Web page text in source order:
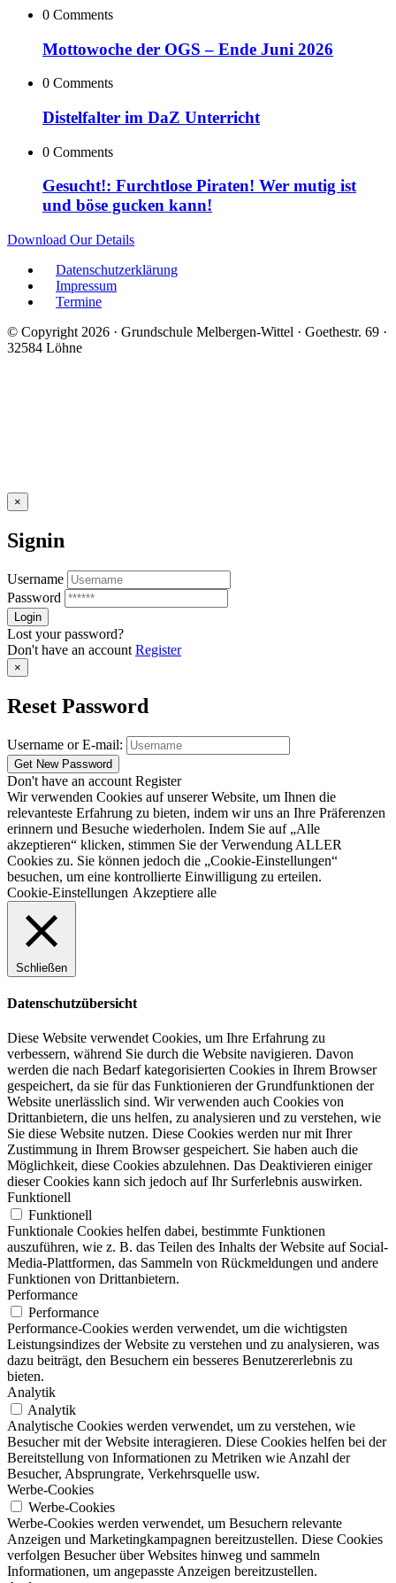
0 Comments
Mottowoche der OGS – Ende Juni 2026
0 Comments
Distelfalter im DaZ Unterricht
0 Comments
Gesucht!: Furchtlose Piraten! Wer mutig ist
und böse gucken kann!
Download Our Details
Datenschutzerklärung
Impressum
Termine
© Copyright 2026 · Grundschule Melbergen-Wittel · Goethestr. 69 ·
32584 Löhne
×
Signin
Username
Password
Lost your password?
Don't have an account Register
×
Reset Password
Username or E-mail:
Don't have an account Register
Wir verwenden Cookies auf unserer Website, um Ihnen die
relevanteste Erfahrung zu bieten, indem wir uns an Ihre Präferenzen
erinnern und Besuche wiederholen. Indem Sie auf „Alle
akzeptieren“ klicken, stimmen Sie der Verwendung ALLER
Cookies zu. Sie können jedoch die „Cookie-Einstellungen“
besuchen, um eine kontrollierte Einwilligung zu erteilen.
Cookie-Einstellungen Akzeptiere alle
Schließen
Datenschutzübersicht
Diese Website verwendet Cookies, um Ihre Erfahrung zu
verbessern, während Sie durch die Website navigieren. Davon
werden die nach Bedarf kategorisierten Cookies in Ihrem Browser
gespeichert, da sie für das Funktionieren der Grundfunktionen der
Website unerlässlich sind. Wir verwenden auch Cookies von
Drittanbietern, die uns helfen, zu analysieren und zu verstehen, wie
Sie diese Website nutzen. Diese Cookies werden nur mit Ihrer
Zustimmung in Ihrem Browser gespeichert. Sie haben auch die
Möglichkeit, diese Cookies abzulehnen. Das Deaktivieren einiger
dieser Cookies kann sich jedoch auf Ihr Surferlebnis auswirken.
Funktionell
Funktionell
Funktionale Cookies helfen dabei, bestimmte Funktionen
auszuführen, wie z. B. das Teilen des Inhalts der Website auf Social-
Media-Plattformen, das Sammeln von Rückmeldungen und andere
Funktionen von Drittanbietern.
Performance
Performance
Performance-Cookies werden verwendet, um die wichtigsten
Leistungsindizes der Website zu verstehen und zu analysieren, was
dazu beiträgt, den Besuchern ein besseres Benutzererlebnis zu
bieten.
Analytik
Analytik
Analytische Cookies werden verwendet, um zu verstehen, wie
Besucher mit der Website interagieren. Diese Cookies helfen bei der
Bereitstellung von Informationen zu Metriken wie Anzahl der
Besucher, Absprungrate, Verkehrsquelle usw.
Werbe-Cookies
Werbe-Cookies
Werbe-Cookies werden verwendet, um Besuchern relevante
Anzeigen und Marketingkampagnen bereitzustellen. Diese Cookies
verfolgen Besucher über Websites hinweg und sammeln
Informationen, um angepasste Anzeigen bereitzustellen.